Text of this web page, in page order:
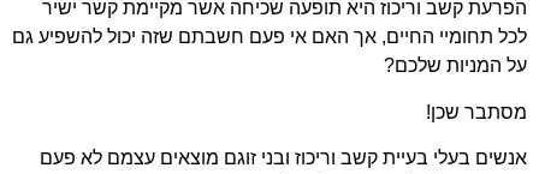
הפרעת קשב וריכוז היא תופעה שכיחה אשר מקיימת קשר ישיר
לכל תחומיי החיים, אך האם אי פעם חשבתם שזה יכול להשפיע גם
על המניות שלכם?
מסתבר שכן!
אנשים בעלי בעיית קשב וריכוז ובני זוגם מוצאים עצמם לא פעם